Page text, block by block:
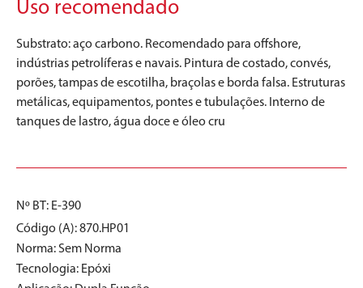
Uso recomendado
Substrato: aço carbono. Recomendado para offshore,
indústrias petrolíferas e navais. Pintura de costado, convés,
porões, tampas de escotilha, braçolas e borda falsa. Estruturas
metálicas, equipamentos, pontes e tubulações. Interno de
tanques de lastro, água doce e óleo cru
Nº BT: E-390
Código (A): 870.HP01
Norma:Sem Norma
Tecnologia: Epóxi